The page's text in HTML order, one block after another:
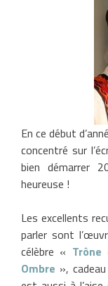
En ce début
concentré sur
bien démarrer
heureuse !
Les excellents
parler sont
célèbre «
Ombre »,